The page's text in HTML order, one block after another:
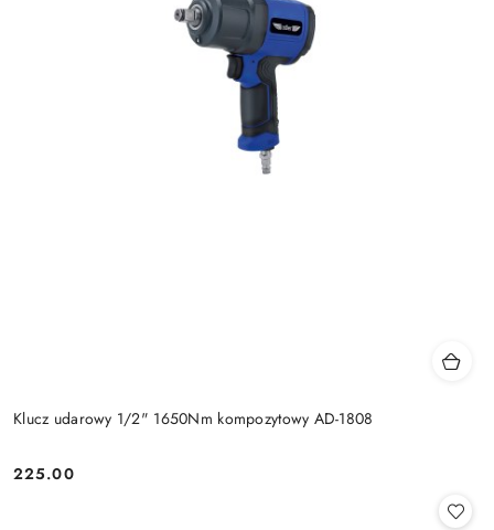
Klucz udarowy 1/2" 1650Nm kompozytowy AD-1808
Cena:
225.00